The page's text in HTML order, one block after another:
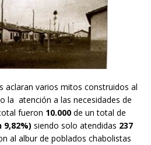
aclaran varios mitos construidos al
la atención a las necesidades de
fueron 10.000 de un total de
9,82%) siendo solo atendidas 237
al albur de poblados chabolistas